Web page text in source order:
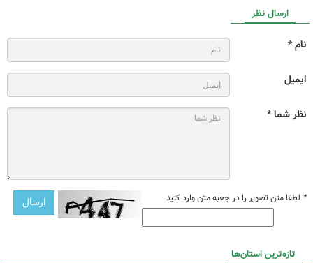
ارسال نظر
نام *
ایمیل
نظر شما *
* لطفا متن تصویر را در جعبه متن وارد کنید
تازه‌ترین استان‌ها